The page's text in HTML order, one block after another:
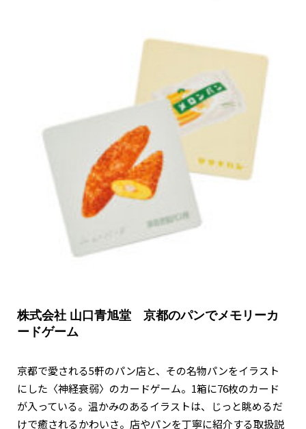
おすすめの展覧会
おすすめの映画
誠光社で選びました。
おすすめの本
紹介します。
おすすめのイベント
株式会社 山口青旭堂 京都のパンでメモリーカ
ードゲーム
京都で愛される5軒のパン店と、その名物パンをイラスト
にした〈神経衰弱〉のカードゲーム。1箱に76枚のカード
が入っている。温かみのあるイラストは、じっと眺めるだ
けで癒されるかわいさ。店やパンを丁寧に紹介する取扱説